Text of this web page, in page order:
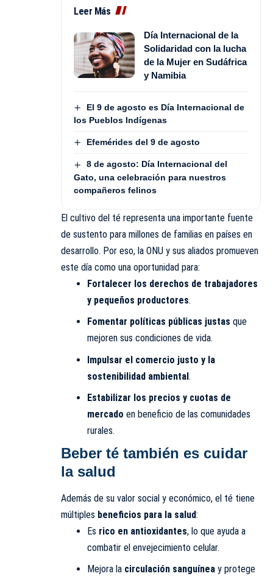
Leer Más
Día Internacional de la
Solidaridad con la lucha
de la Mujer en Sudáfrica
y Namibia
El 9 de agosto es Día Internacional de
los Pueblos Indígenas
Efemérides del 9 de agosto
8 de agosto: Día Internacional del
Gato, una celebración para nuestros
compañeros felinos
El cultivo del té representa una importante fuente
de sustento para millones de familias en países en
desarrollo. Por eso, la ONU y sus aliados promueven
este día como una oportunidad para:
Fortalecer los derechos de trabajadores
y pequeños productores.
Fomentar políticas públicas justas que
mejoren sus condiciones de vida.
Impulsar el comercio justo y la
sostenibilidad ambiental.
Estabilizar los precios y cuotas de
mercado en beneficio de las comunidades
rurales.
Beber té también es cuidar
la salud
Además de su valor social y económico, el té tiene
múltiples beneficios para la salud:
Es rico en antioxidantes, lo que ayuda a
combatir el envejecimiento celular.
Mejora la circulación sanguíneay protege